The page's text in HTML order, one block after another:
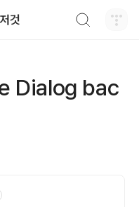
것
Dialog bac